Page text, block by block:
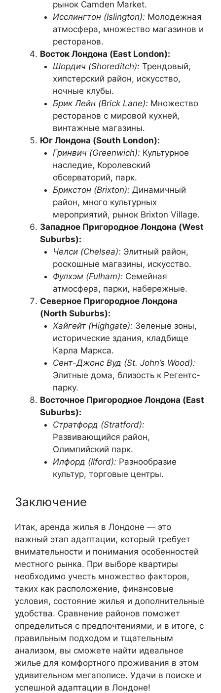
рынок Camden Market.
Исслингтон (Islington): Молодежная
атмосфера, множество магазинов и
ресторанов.
Восток Лондона (East London):
Шордич (Shoreditch): Трендовый,
хипстерский район, искусство,
ночные клубы.
Брик Лейн (Brick Lane): Множество
ресторанов с мировой кухней,
винтажные магазины.
Юг Лондона (South London):
Гринвич (Greenwich): Культурное
наследие, Королевский
обсерваторий, парк.
Брикстон (Brixton): Динамичный
район, много культурных
мероприятий, рынок Brixton Village.
Западное Пригородное Лондона (West
Suburbs):
Челси (Chelsea): Элитный район,
роскошные магазины, искусство.
Фулхэм (Fulham): Семейная
атмосфера, парки, набережные.
Северное Пригородное Лондона
(North Suburbs):
Хайгейт (Highgate): Зеленые зоны,
исторические здания, кладбище
Карла Маркса.
Сент-Джонс Вуд (St. John’s Wood):
Элитные дома, близость к Регентс-
парку.
Восточное Пригородное Лондона (East
Suburbs):
Стратфорд (Stratford):
Развивающийся район,
Олимпийский парк.
Илфорд (Ilford): Разнообразие
культур, торговые центры.
Заключение
Итак, аренда жилья в Лондоне — это
важный этап адаптации, который требует
внимательности и понимания особенностей
местного рынка. При выборе квартиры
необходимо учесть множество факторов,
таких как расположение, финансовые
условия, состояние жилья и дополнительные
удобства. Сравнение районов поможет
определиться с предпочтениями, и в итоге, с
правильным подходом и тщательным
анализом, вы сможете найти идеальное
жилье для комфортного проживания в этом
удивительном мегаполисе. Удачи в поиске и
успешной адаптации в Лондоне!